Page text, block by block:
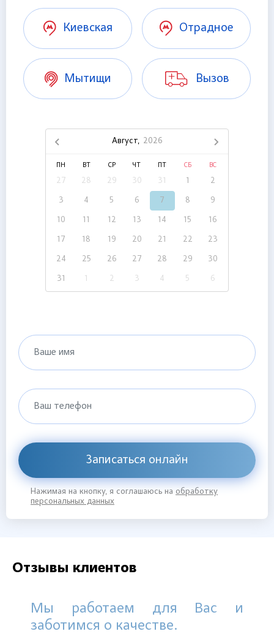
Киевская Отрадное
Мытищи Вызов
Август, 2026
ПН ВТ СР ЧТ СБ ВС
27 28 29 30 31 1 2
3 4 5 6 7 8 9
10 11 12 13 14 15 16
17 18 19 20 21 22 23
24 25 26 27 28 29 30
31 1 2 3 4 5 6
Ваше имя
Ваш телефон
Записаться онлайн
Нажимая на кнопку, я соглашаюсь на обработку
персональных данных
Отзывы клиентов
Мы работаем для Вас и
заботимся о качестве.